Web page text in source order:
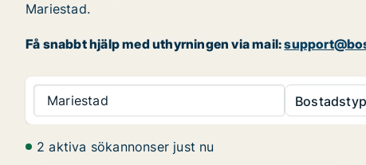
Mariestad.
Få snabbt hjälp med uthyrningen via mail:
Mariestad
2 aktiva sökannonser just nu